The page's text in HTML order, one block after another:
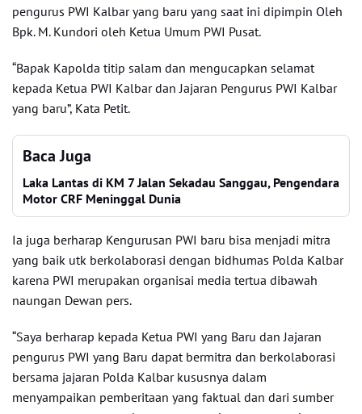
pengurus PWI Kalbar yang baru yang saat ini dipimpin Oleh
Bpk. M. Kundori oleh Ketua Umum PWI Pusat.
“Bapak Kapolda titip salam dan mengucapkan selamat
kepada Ketua PWI Kalbar dan Jajaran Pengurus PWI Kalbar
yang baru”, Kata Petit.
Baca Juga
Laka Lantas di KM 7 Jalan Sekadau Sanggau, Pengendara
Motor CRF Meninggal Dunia
Ia juga berharap Kengurusan PWI baru bisa menjadi mitra
yang baik utk berkolaborasi dengan bidhumas Polda Kalbar
karena PWI merupakan organisai media tertua dibawah
naungan Dewan pers.
“Saya berharap kepada Ketua PWI yang Baru dan Jajaran
pengurus PWI yang Baru dapat bermitra dan berkolaborasi
bersama jajaran Polda Kalbar kususnya dalam
menyampaikan pemberitaan yang faktual dan dari sumber